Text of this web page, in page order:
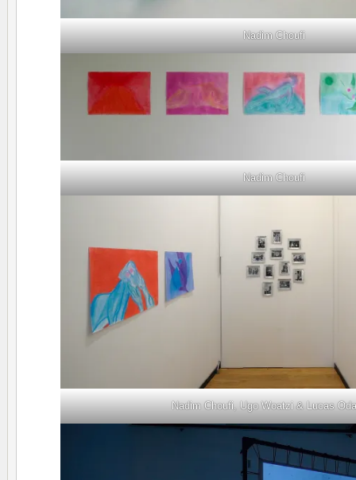
Nadim Choufi
Nadim Choufi
Nadim Choufi, Ugo Woatzi & Lucas